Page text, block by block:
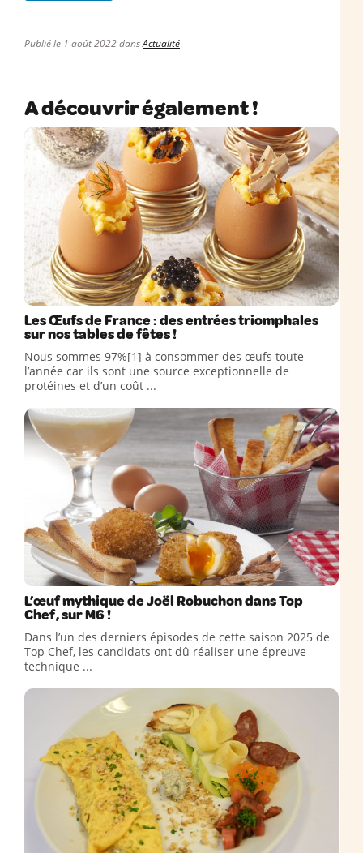
Publié le 1 août 2022 dansActualité
A découvrir également !
Les Œufs de France : des entrées triomphales
sur nos tables de fêtes !
Nous sommes 97%[1] à consommer des œufs toute
l’année car ils sont une source exceptionnelle de
protéines et d’un coût ...
L’œuf mythique de Joël Robuchon dans Top
Chef, sur M6 !
Dans l’un des derniers épisodes de cette saison 2025 de
Top Chef, les candidats ont dû réaliser une épreuve
technique ...